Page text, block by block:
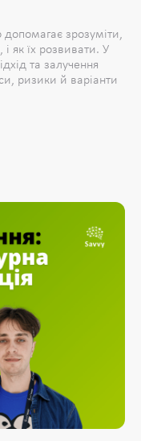
зрозуміти,
і як їх розвивати. У
та залучення
ризики й варіанти